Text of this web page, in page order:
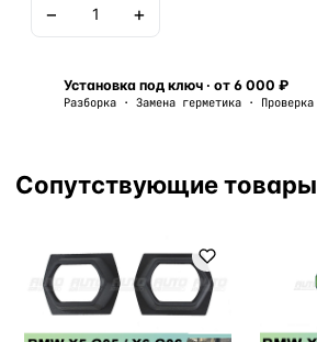
− +
Установка под ключ · от 6 000 ₽
Разборка · Замена герметика · Проверка
Сопутствующие товары